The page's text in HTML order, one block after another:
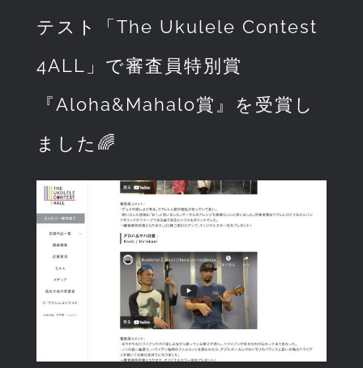
テスト「The Ukulele Contest
4ALL」で審査員特別賞
『Aloha&Mahalo賞』を受賞し
ました🌈